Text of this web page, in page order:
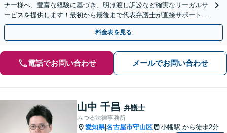
ナー様へ、豊富な経験に基づき、明け渡し訴訟など確実なリーガルサ
ービスを提供します！最初から最後まで代表弁護士が直接サポート！
【土日夜間対応可】【オンライン対応可】
料金表を見る
電話でお問い合わせ メールでお問い合わせ
山中 千昌 弁護士
みつる法律事務所
愛知県|名古屋市守山区 小幡駅 から徒歩2分